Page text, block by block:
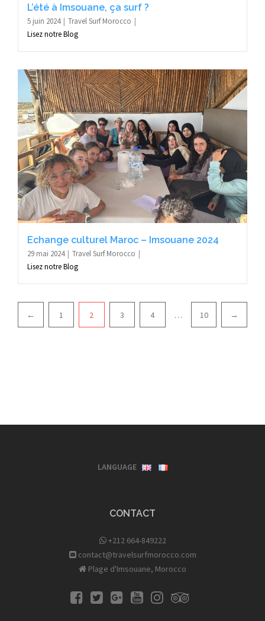
L’été à Imsouane, ça surf ?
5 juin 2024
Travel Surf Morocco
Lisez notre Blog
Echange culturel Maroc – Imsouane 2024
29 mai 2024
Travel Surf Morocco
Lisez notre Blog
Pagination
← 1 2 3 4 … 10 →
LANGUAGE
CONTACT
+212 664-849222
contact@travelsurfmorocco.com
Plage d'Imsouane, Morocco